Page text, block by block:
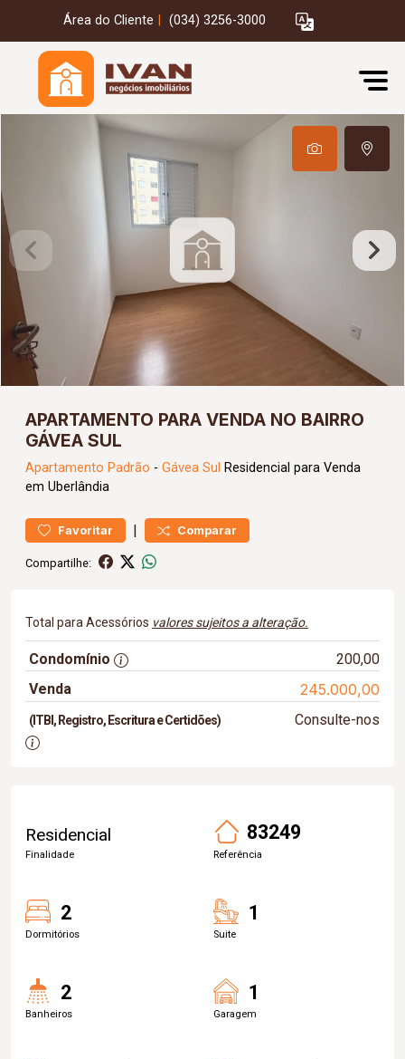
Área do Cliente (034) 3256-3000
APARTAMENTO PARA VENDA NO BAIRRO
GÁVEA SUL
Apartamento Padrão - Gávea Sul Residencial para Venda
em Uberlândia
Favoritar | Comparar
Compartilhe:
Total para Acessórios valores sujeitos a alteração.
Condomínio
200,00
Venda
245.000,00
(ITBI, Registro, Escritura e Certidões) Consulte-nos
Residencial
Finalidade
83249
Referência
2
Dormitórios
1
Suite
2
Banheiros
1
Garagem